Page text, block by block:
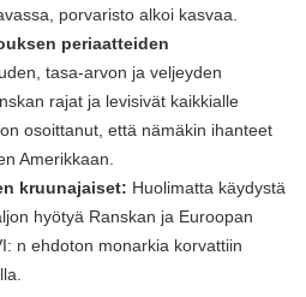
porvaristo alkoi kasvaa.
periaatteiden
tasa-arvon ja veljeyden
rajat ja levisivät kaikkialle
osoittanut, että nämäkin ihanteet
Amerikkaan.
kruunajaiset: Huolimatta käydystä
hyötyä Ranskan ja Euroopan
n ehdoton monarkia korvattiin